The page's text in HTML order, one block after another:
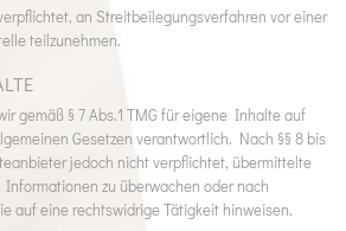
an Streitbeilegungsverfahren vor einer
teilzunehmen.
gemäß § 7 Abs.1 TMG für eigene Inhalte auf
Gesetzen verantwortlich. Nach §§ 8 bis
jedoch nicht verpflichtet, übermittelte
zu überwachen oder nach
auf eine rechtswidrige Tätigkeit hinweisen.